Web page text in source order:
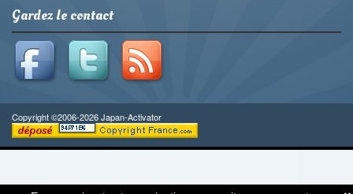
Gardez le contact
Copyright ©2006-2026 Japan-Activator